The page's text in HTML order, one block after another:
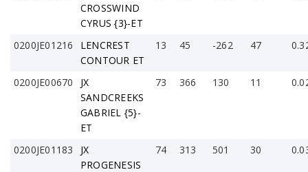
CROSSWIND
CYRUS {3}-ET
0200JE01216
LENCREST
CONTOUR ET
13 45 -262 47
0200JE00670
JX
SANDCREEKS
GABRIEL {5}-
ET
73 366 130 11
0200JE01183
JX
PROGENESIS
74 313 501 30